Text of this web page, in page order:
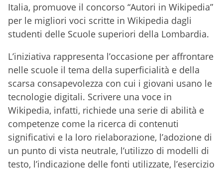
Italia, promuove il concorso “Autori in Wikipedia”
per le migliori voci scritte in Wikipedia dagli
studenti delle Scuole superiori della Lombardia.
L’iniziativa rappresenta l’occasione per affrontare
nelle scuole il tema della superficialità e della
scarsa consapevolezza con cui i giovani usano le
tecnologie digitali. Scrivere una voce in
Wikipedia, infatti, richiede una serie di abilità e
competenze come la ricerca di contenuti
significativi e la loro rielaborazione, l’adozione di
un punto di vista neutrale, l’utilizzo di modelli di
testo, l’indicazione delle fonti utilizzate, l’esercizio